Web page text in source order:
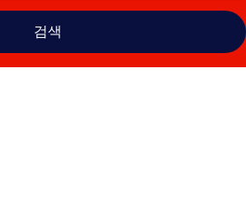
검색